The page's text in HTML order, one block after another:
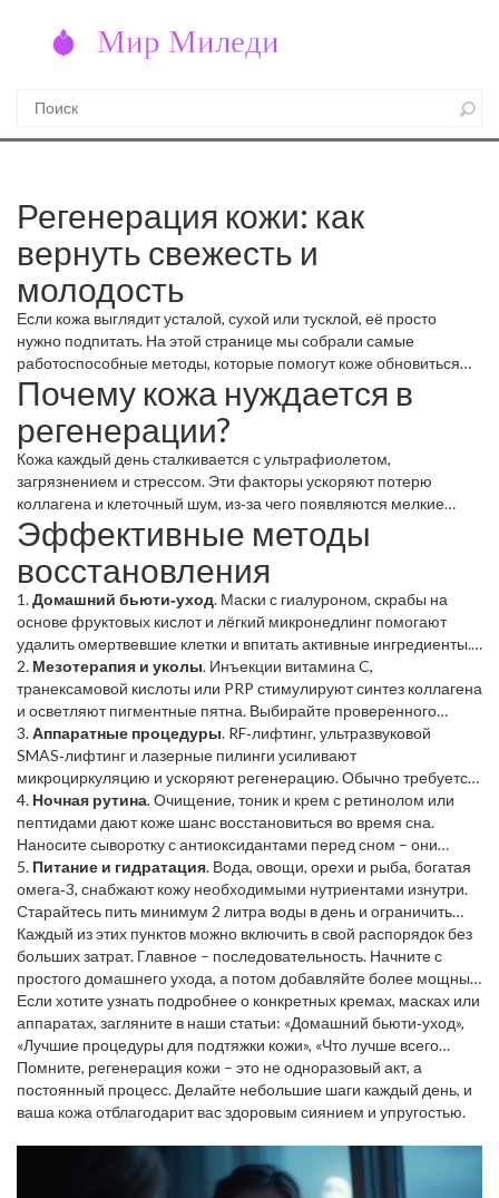
Регенерация кожи: как
вернуть свежесть и
молодость
Если кожа выглядит усталой, сухой или тусклой, её просто
нужно подпитать. На этой странице мы собрали самые
работоспособные методы, которые помогут коже обновиться
без сложных процедур. Всё, что вам нужно – немного времени и
правильные продукты.
Почему кожа нуждается в
регенерации?
Кожа каждый день сталкивается с ультрафиолетом,
загрязнением и стрессом. Эти факторы ускоряют потерю
коллагена и клеточный шум, из‑за чего появляются мелкие
морщинки и пятна. Регулярный уход ускоряет обновление
эпидермиса, восстанавливает барьер и делает лицо более
упругим.
Эффективные методы
восстановления
1.Домашний бьюти‑уход. Маски с гиалуроном, скрабы на
основе фруктовых кислот и лёгкий микронедлинг помогают
удалить омертвевшие клетки и впитать активные ингредиенты.
Делайте маску 2‑3 раза в неделю – результат заметен уже через
месяц.
2. Мезотерапия и уколы. Инъекции витамина C,
транексамовой кислоты или PRP стимулируют синтез коллагена
и осветляют пигментные пятна. Выбирайте проверенного
косметолога, проверяйте лицензии и отзывы.
3.Аппаратные процедуры. RF‑лифтинг, ультразвуковой
SMAS‑лифтинг и лазерные пилинги усиливают
микроциркуляцию и ускоряют регенерацию. Обычно требуется
курс из 4‑6 сеансов, после чего кожа выглядит более гладкой.
4. Ночная рутина. Очищение, тоник и крем с ретинолом или
пептидами дают коже шанс восстановиться во время сна.
Наносите сыворотку с антиоксидантами перед сном – они
борются с свободными радикалами, которые разрушают клетки.
5. Питание и гидратация. Вода, овощи, орехи и рыба, богатая
омега‑3, снабжают кожу необходимыми нутриентами изнутри.
Старайтесь пить минимум 2 литра воды в день и ограничить
сахар.
Каждый из этих пунктов можно включить в свой распорядок без
больших затрат. Главное – последовательность. Начните с
простого домашнего ухода, а потом добавляйте более мощные
процедуры по мере необходимости.
Если хотите узнать подробнее о конкретных кремах, масках или
аппаратах, загляните в наши статьи: «Домашний бьюти‑уход»,
«Лучшие процедуры для подтяжки кожи», «Что лучше всего
обновляет кожу лица». Они помогут подобрать именно то, что
подходит вашему типу кожи.
Помните, регенерация кожи – это не одноразовый акт, а
постоянный процесс. Делайте небольшие шаги каждый день, и
ваша кожа отблагодарит вас здоровым сиянием и упругостью.